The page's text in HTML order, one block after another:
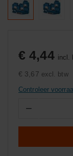
€ 4,44 incl.
€ 3,67 excl. btw
Controleer
−